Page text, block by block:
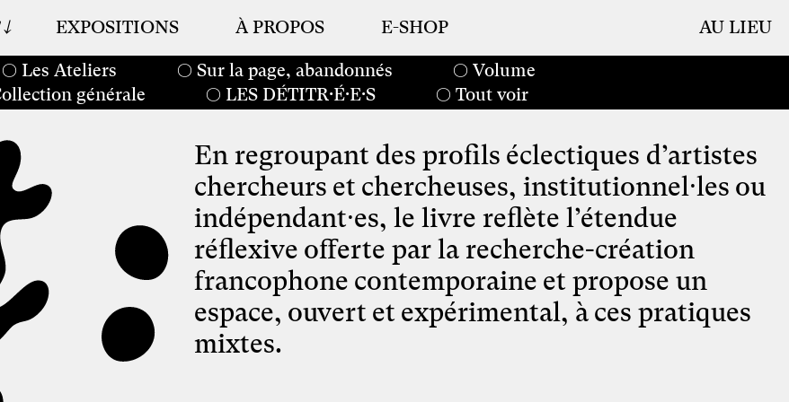
EXPOSITIONS À PROPOS E-SHOP AU LIEU
Les Ateliers Sur la page, abandonnés
Volume
générale LES DÉTITR·É·E·S Tout voir
En regroupant des profils éclectiques d’artistes
chercheurs et chercheuses, institutionnel⸱les ou
indépendant⸱es, le livre reflète l’étendue
réflexive offerte par la recherche-création
francophone contemporaine et propose un
espace, ouvert et expérimental, à ces pratiques
mixtes.